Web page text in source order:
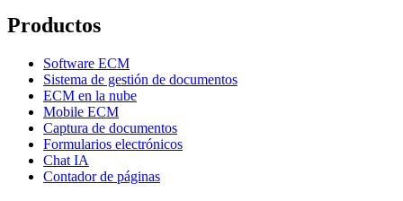
Productos
Software ECM
Sistema de gestión de documentos
ECM en la nube
Mobile ECM
Captura de documentos
Formularios electrónicos
Chat IA
Contador de páginas